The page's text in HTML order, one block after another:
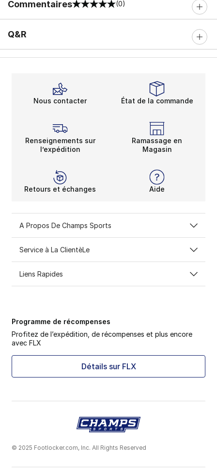
Commentaires
0 sur 5 notes (0)
Q&R
Nous contacter État de la commande
Renseignements sur
l’expédition
Ramassage en
Magasin
Retours et échanges Aide
A Propos De Champs Sports
Service à La ClientèLe
Liens Rapides
Programme de récompenses
Profitez de l’expédition, de récompenses et plus encore
avec FLX
Détails sur FLX
© 2025 Footlocker.com, Inc. All Rights Reserved